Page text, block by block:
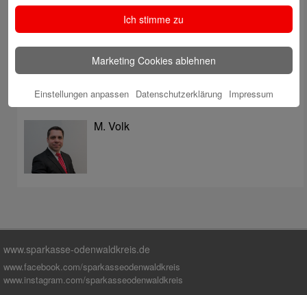
Digitale Apotheke in der Sparkassen-Geschäftsstelle
Fränkisch-Crumbach eröffnet
Sparkasse stärkt das soziale Miteinander im
Odenwaldkreis
Autoren
M. Volk
www.sparkasse-odenwaldkreis.de
www.facebook.com/sparkasseodenwaldkreis
www.instagram.com/sparkasseodenwaldkreis
Ich stimme zu
Marketing Cookies ablehnen
Einstellungen anpassen Datenschutzerklärung Impressum